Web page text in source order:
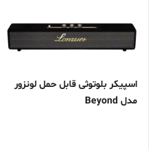
اسپیکر بلوتوثی قابل حمل لونزور
مدل Beyond